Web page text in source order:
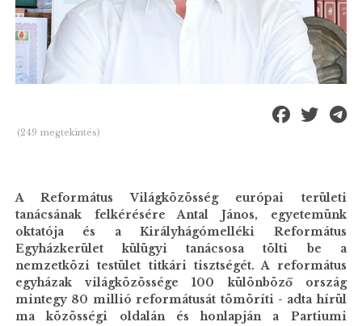
(249 megtekintés)
A Református Világközösség európai területi
tanácsának felkérésére Antal János, egyetemünk
oktatója és a Királyhágómelléki Református
Egyházkerület külügyi tanácsosa tölti be a
nemzetközi testület titkári tisztségét. A református
egyházak világközössége 100 különböző ország
mintegy 80 millió reformátusát tömöríti - adta hírül
ma közösségi oldalán és honlapján a Partiumi